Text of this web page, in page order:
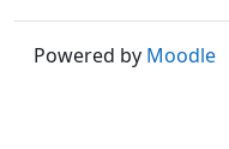
Powered by Moodle